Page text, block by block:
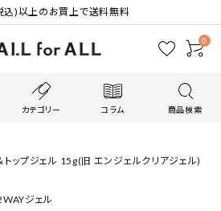
)以上のお買上で送料無料
0
カテゴリー コラム 商品検索
ップジェル 15g(旧 エンジェルクリアジェル)
ジェル